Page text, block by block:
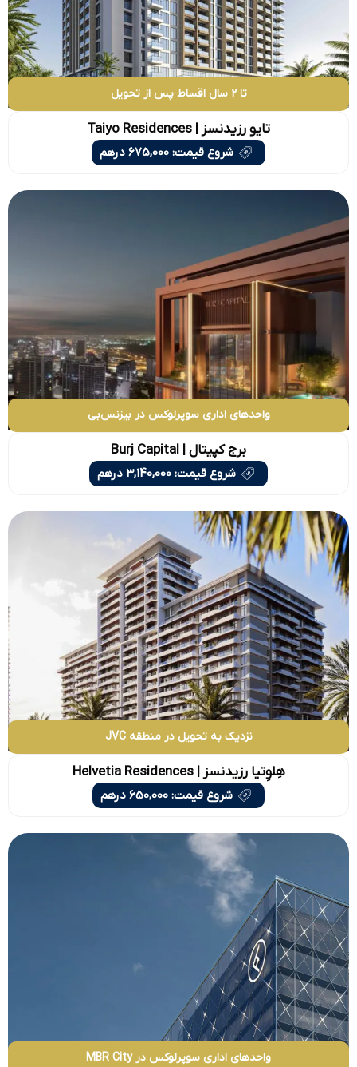
تا 2 سال اقساط پس از تحویل
تایو رزیدنسز | Taiyo Residences
شروع قیمت: 675,000 درهم
واحدهای اداری سوپرلوکس در بیزنس‌بی
برج کپیتال | Burj Capital
شروع قیمت: 3,140,000 درهم
نزدیک به تحویل در منطقه JVC
هِلوِتیا رزیدنسز | Helvetia Residences
شروع قیمت: 650,000 درهم
واحدهای اداری سوپرلوکس در MBR City